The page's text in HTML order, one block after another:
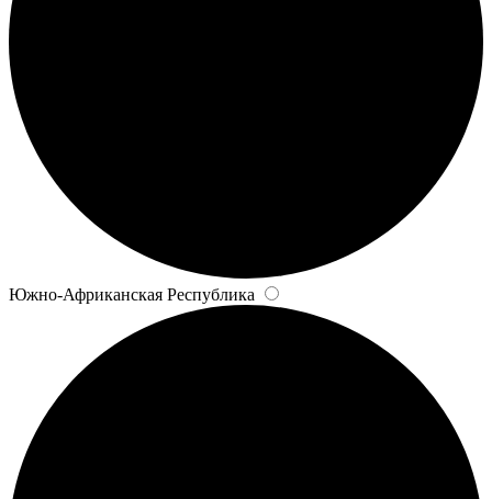
Южно-Африканская Республика